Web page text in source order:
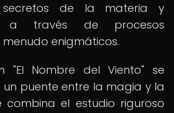
secretos de la materia y
a través de procesos
enigmáticos.
"El Nombre del Viento" se
puente entre la magia y la
combina el estudio riguroso